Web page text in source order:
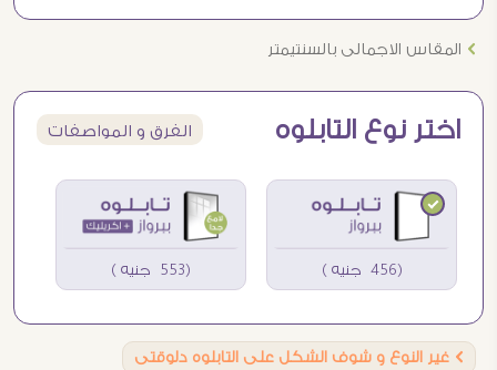
Ö المقاس الاجمالى بالسنتيمتر
اختر نوع التابلوه الفرق و المواصفات
(456 جنيه ) (553 جنيه )
Ö غير النوع و شوف الشكل على التابلوه دلوقتى